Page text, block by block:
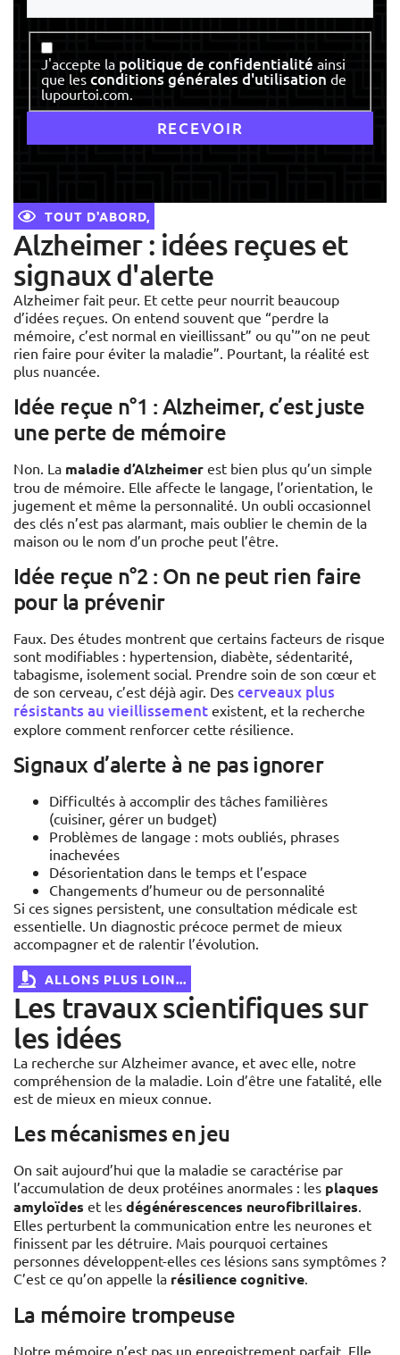
Consentement
J'accepte la politique de confidentialité ainsi
que les conditions générales d'utilisation de
lupourtoi.com.
TOUT D'ABORD,
Alzheimer : idées reçues et
signaux d'alerte
Alzheimer fait peur. Et cette peur nourrit beaucoup
d’idées reçues. On entend souvent que “perdre la
mémoire, c’est normal en vieillissant” ou qu'”on ne peut
rien faire pour éviter la maladie”. Pourtant, la réalité est
plus nuancée.
Idée reçue n°1 : Alzheimer, c’est juste
une perte de mémoire
Non. La maladie d’Alzheimer est bien plus qu’un simple
trou de mémoire. Elle affecte le langage, l’orientation, le
jugement et même la personnalité. Un oubli occasionnel
des clés n’est pas alarmant, mais oublier le chemin de la
maison ou le nom d’un proche peut l’être.
Idée reçue n°2 : On ne peut rien faire
pour la prévenir
Faux. Des études montrent que certains facteurs de risque
sont modifiables : hypertension, diabète, sédentarité,
tabagisme, isolement social. Prendre soin de son cœur et
de son cerveau, c’est déjà agir. Des cerveaux plus
résistants au vieillissement existent, et la recherche
explore comment renforcer cette résilience.
Signaux d’alerte à ne pas ignorer
Difficultés à accomplir des tâches familières
(cuisiner, gérer un budget)
Problèmes de langage : mots oubliés, phrases
inachevées
Désorientation dans le temps et l’espace
Changements d’humeur ou de personnalité
Si ces signes persistent, une consultation médicale est
essentielle. Un diagnostic précoce permet de mieux
accompagner et de ralentir l’évolution.
ALLONS PLUS LOIN...
Les travaux scientifiques sur
les idées
La recherche sur Alzheimer avance, et avec elle, notre
compréhension de la maladie. Loin d’être une fatalité, elle
est de mieux en mieux connue.
Les mécanismes en jeu
On sait aujourd’hui que la maladie se caractérise par
l’accumulation de deux protéines anormales : les plaques
amyloïdes et les dégénérescences neurofibrillaires.
Elles perturbent la communication entre les neurones et
finissent par les détruire. Mais pourquoi certaines
personnes développent-elles ces lésions sans symptômes ?
C’est ce qu’on appelle la résilience cognitive.
La mémoire trompeuse
Notre mémoire n’est pas un enregistrement parfait. Elle